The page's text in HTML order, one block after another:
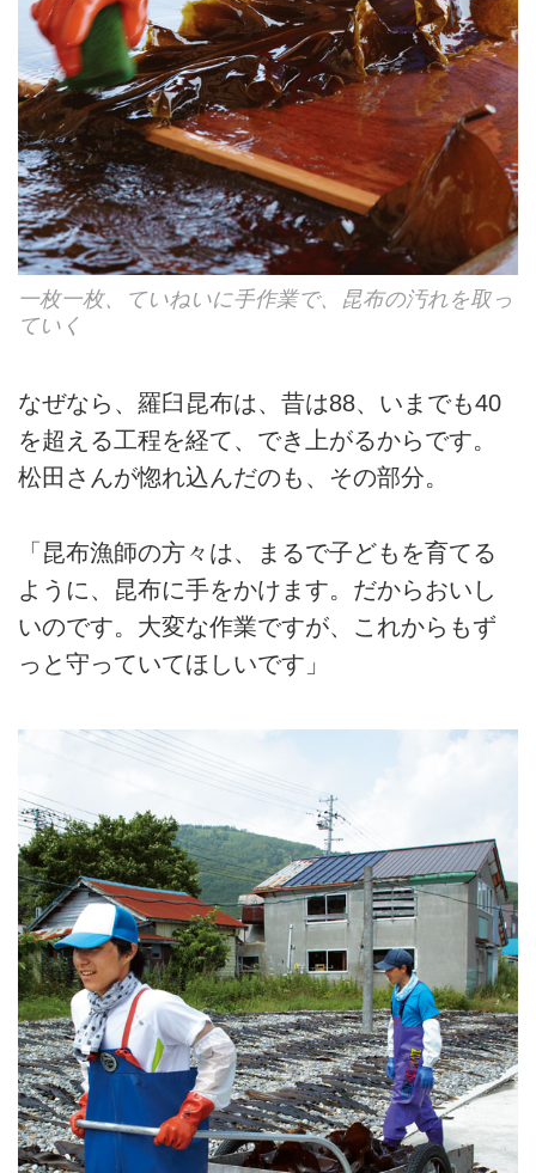
一枚一枚、ていねいに手作業で、昆布の汚れを取っ
ていく
なぜなら、羅臼昆布は、昔は88、いまでも40
を超える工程を経て、でき上がるからです。
松田さんが惚れ込んだのも、その部分。
「昆布漁師の方々は、まるで子どもを育てる
ように、昆布に手をかけます。だからおいし
いのです。大変な作業ですが、これからもず
っと守っていてほしいです」